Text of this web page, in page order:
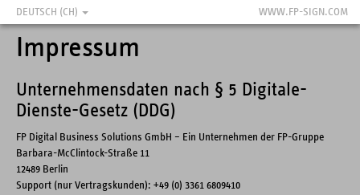
DEUTSCH (CH) WWW.FP-SIGN.COM
Impressum
Unternehmensdaten nach § 5 Digitale-
Dienste-Gesetz (DDG)
FP Digital Business Solutions GmbH – Ein Unternehmen der FP-Gruppe
Barbara-McClintock-Straße 11
12489 Berlin
Support (nur Vertragskunden): +49 (0) 3361 6809410